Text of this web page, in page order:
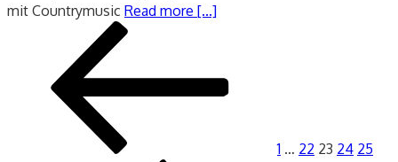
mit Countrymusic Read more [...]
Seitennummerierung
Beiträge
1 … 22 23 24 25